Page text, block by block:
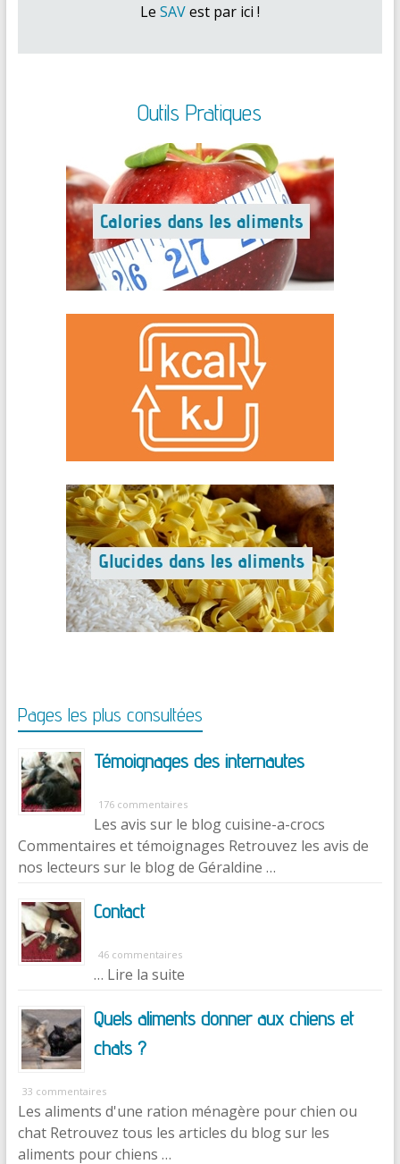
Le SAVest par ici !
Outils Pratiques
Pages les plus consultées
Témoignages des internautes
176 commentaires
Les avis sur le blog cuisine-a-crocs
Commentaires et témoignages Retrouvez les avis de
nos lecteurs sur le blog de Géraldine …
Contact
46 commentaires
… Lire la suite
Quels aliments donner aux chiens et
chats ?
33 commentaires
Les aliments d'une ration ménagère pour chien ou
chat Retrouvez tous les articles du blog sur les
aliments pour chiens …